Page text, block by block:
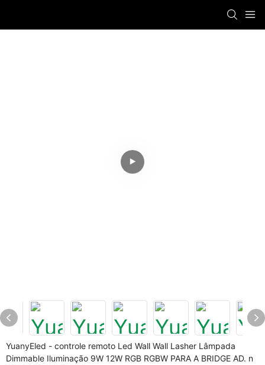
YuanyEled - controle remoto Led Wall Wall Lasher Lâmpada
Dimmable Iluminação 9W 12W RGB RGBW PARA A BRIDGE AD. n